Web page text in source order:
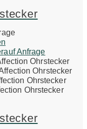
auf Anfrage